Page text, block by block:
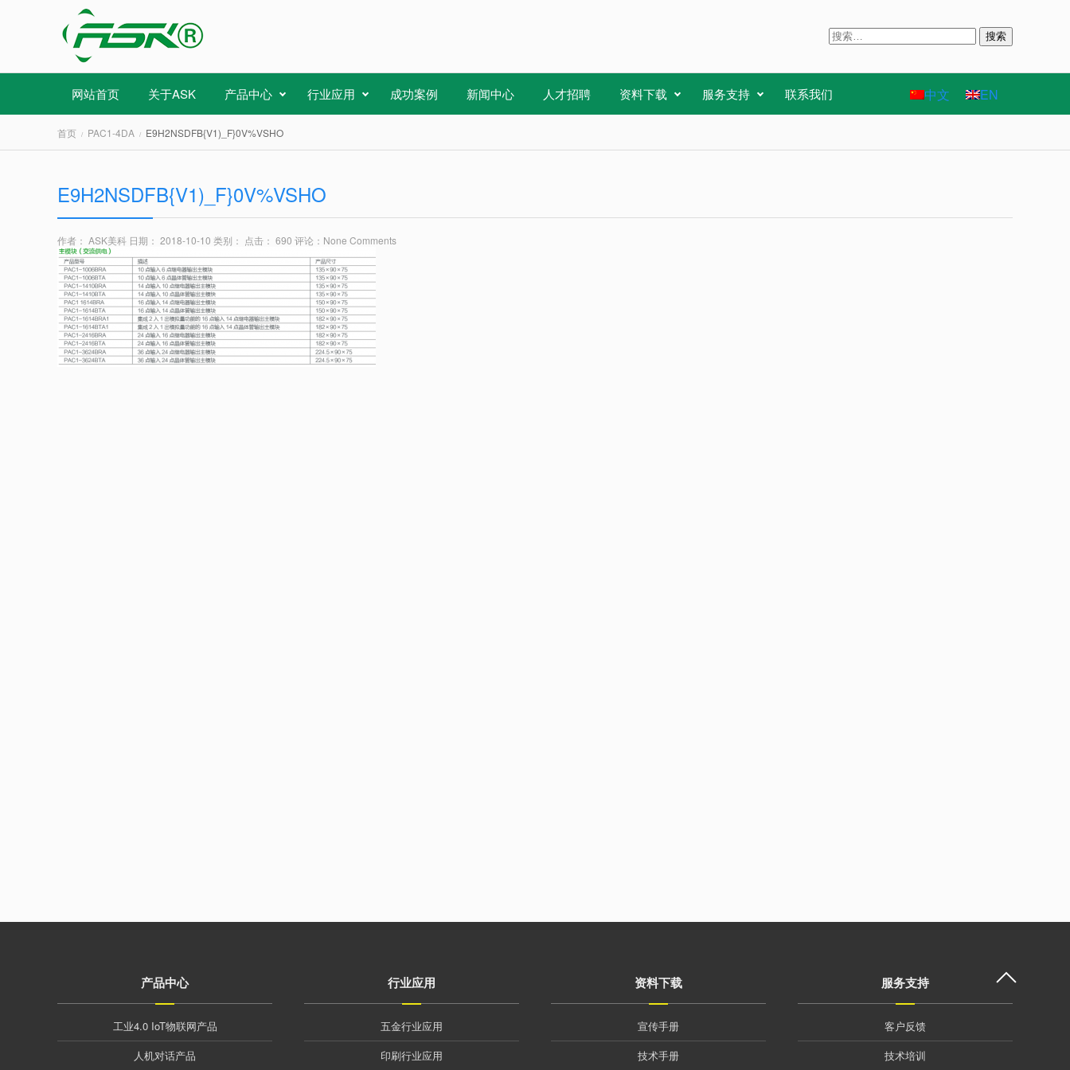
搜
网站首页 关于ASK 产品中心 行业应用 成功案例 新闻中心 人才招聘 资料下载 服务支持 联系我们 中文 EN
首页 PAC1-4DA E9H2NSDFB{V1)_F}0V%VSHO
E9H2NSDFB{V1)_F}0V%VSHO
作者： ASK美科 日期： 2018-10-10 类别： 点击： 690 评论： None Comments
产品中心
工业4.0 IoT物联网产品
人机对话产品
行业应用
五金行业应用
印刷行业应用
资料下载
宣传手册
技术手册
服务支持
客户反馈
技术培训